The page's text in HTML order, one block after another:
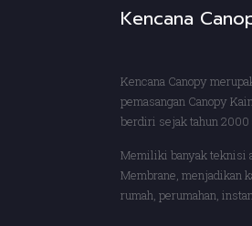
Kencana
Kencana Canopy
pemasangan Canopy
berdiri sejak tahun 2000
Memiliki banyak teknisi
Membrane, menjadikan
rumah, perumahan,